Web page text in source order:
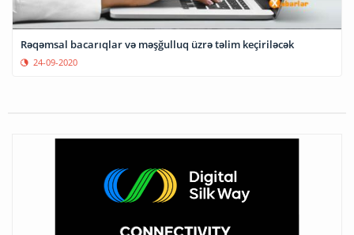
Rəqəmsal bacarıqlar və məşğulluq üzrə təlim keçiriləcək
24-09-2020